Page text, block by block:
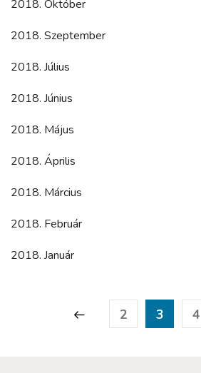
2018. Október
2018. Szeptember
2018. Július
2018. Június
2018. Május
2018. Április
2018. Március
2018. Február
2018. Január
2 3 4